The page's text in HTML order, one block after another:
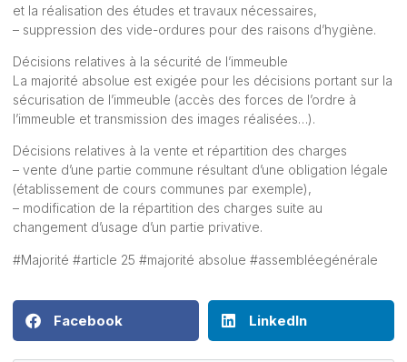
et la réalisation des études et travaux nécessaires,
– suppression des vide-ordures pour des raisons d’hygiène.
Décisions relatives à la sécurité de l’immeuble
La majorité absolue est exigée pour les décisions portant sur la
sécurisation de l’immeuble (accès des forces de l’ordre à
l’immeuble et transmission des images réalisées…).
Décisions relatives à la vente et répartition des charges
– vente d’une partie commune résultant d’une obligation légale
(établissement de cours communes par exemple),
– modification de la répartition des charges suite au
changement d’usage d’un partie privative.
#Majorité #article 25 #majorité absolue #assembléegénérale
Facebook LinkedIn